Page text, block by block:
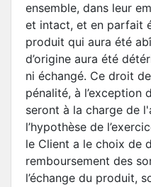
ensemble, dans leur
et intact, et en parfait
produit qui aura été
d’origine aura été
ni échangé. Ce droit
pénalité, à l’exception
seront à la charge de
l’hypothèse de
le Client a le choix de
remboursement des
l’échange du produit,